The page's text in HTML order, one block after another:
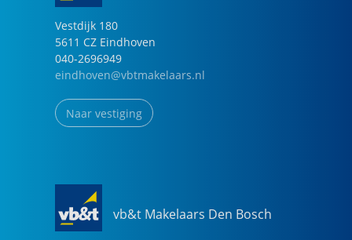
Vestdijk 180
5611 CZ Eindhoven
040-2696949
eindhoven@vbtmakelaars.nl
Naar vestiging
vb&t Makelaars Den Bosch